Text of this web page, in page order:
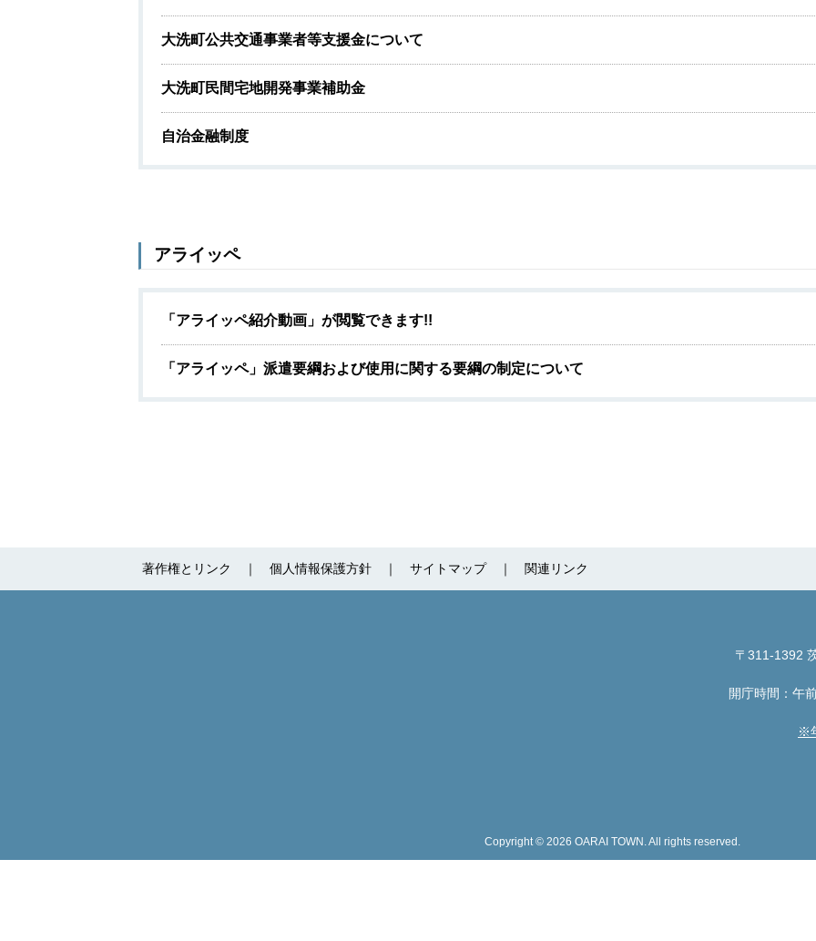
大洗町公共交通事業者等支援金について
大洗町民間宅地開発事業補助金
自治金融制度
アライッペ
「アライッペ紹介動画」が閲覧できます!!
「アライッペ」派遣要綱および使用に関する要綱の制定について
著作権とリンク 個人情報保護方針 サイトマップ 関連リンク
〒311-1392
開庁時間：午
※
Copyright © 2026 OARAI TOWN. All rights reserved.